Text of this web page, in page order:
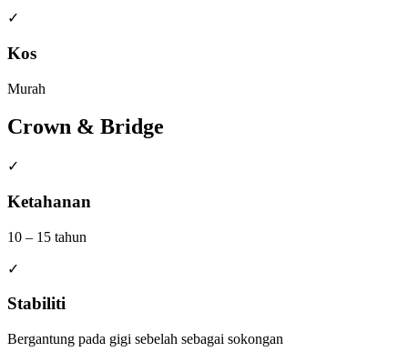
✓
Kos
Murah
Crown & Bridge
✓
Ketahanan
10 – 15 tahun
✓
Stabiliti
Bergantung pada gigi sebelah sebagai sokongan